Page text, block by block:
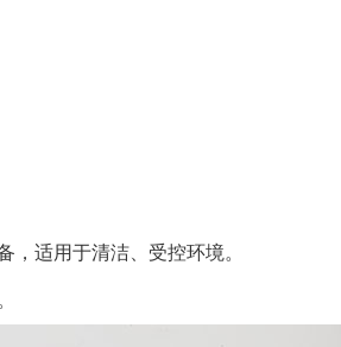
适用于清洁、受控环境。